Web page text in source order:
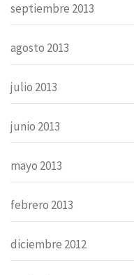
septiembre 2013
agosto 2013
julio 2013
junio 2013
mayo 2013
febrero 2013
diciembre 2012